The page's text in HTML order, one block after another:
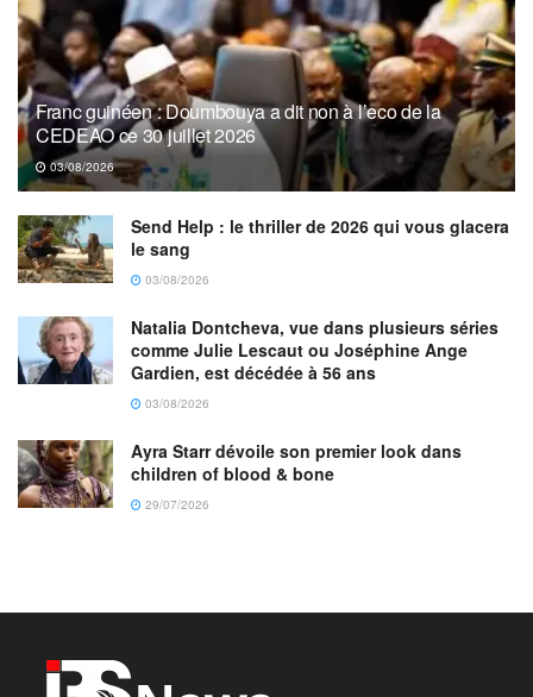
Franc guinéen : Doumbouya a dit non à l’eco de la
CEDEAO ce 30 juillet 2026
03/08/2026
Send Help : le thriller de 2026 qui vous glacera
le sang
03/08/2026
Natalia Dontcheva, vue dans plusieurs séries
comme Julie Lescaut ou Joséphine Ange
Gardien, est décédée à 56 ans
03/08/2026
Ayra Starr dévoile son premier look dans
children of blood & bone
29/07/2026